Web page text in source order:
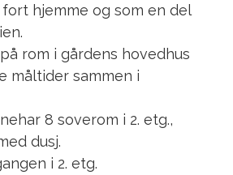
hjemme og som en del
rom i gårdens hovedhus
måltider sammen i
8 soverom i 2. etg.,
dusj.
i 2. etg.